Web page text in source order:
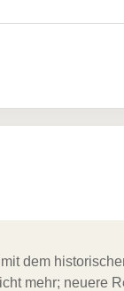
dem
mehr; neuere